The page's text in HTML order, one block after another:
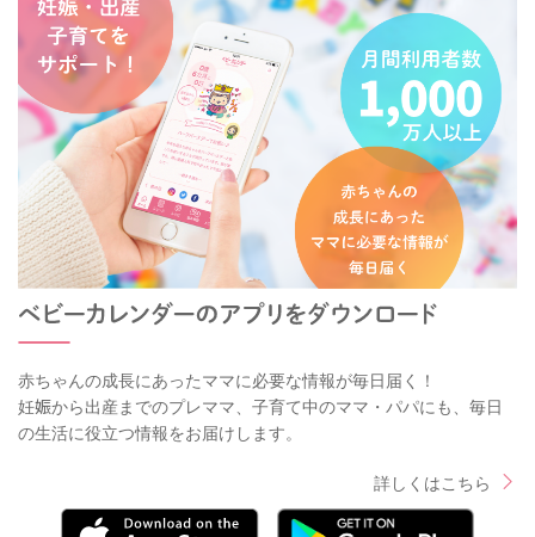
赤ちゃんの成長にあったママに必要な情報が毎日届く！
妊娠から出産までのプレママ、子育て中のママ・パパにも、毎日
の生活に役立つ情報をお届けします。
詳しくはこちら